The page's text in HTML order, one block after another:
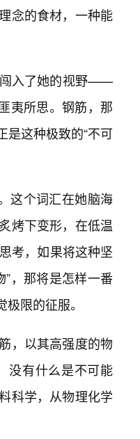
念的食材，一种能
闯入了她的视野——
夷所思。钢筋，那
是这种极致的“不可
这个词汇在她脑海
烤下变形，在低温
考，如果将这种坚
，那将是怎样一番
限的征服。
，以其高强度的物
没有什么是不可能
科学，从物理化学